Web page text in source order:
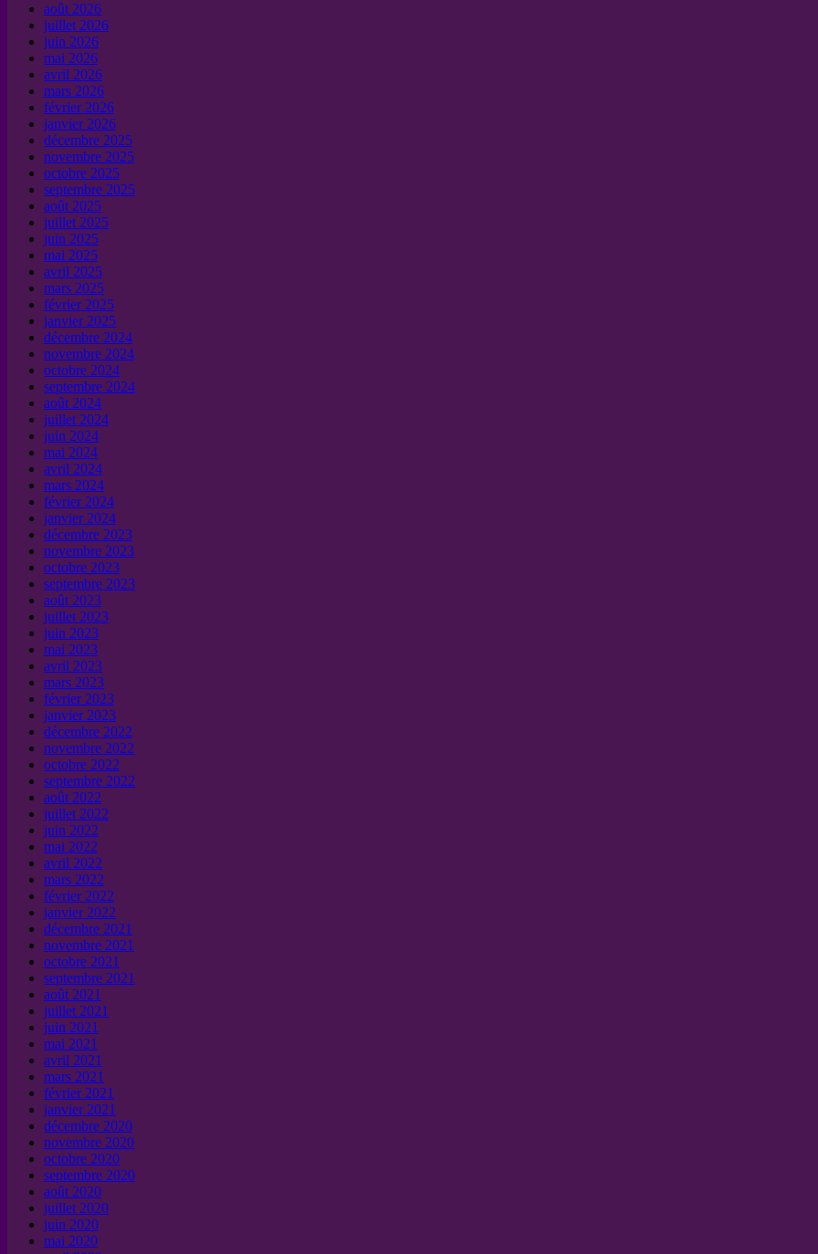
août 2026
juillet 2026
juin 2026
mai 2026
avril 2026
mars 2026
février 2026
janvier 2026
décembre 2025
novembre 2025
octobre 2025
septembre 2025
août 2025
juillet 2025
juin 2025
mai 2025
avril 2025
mars 2025
février 2025
janvier 2025
décembre 2024
novembre 2024
octobre 2024
septembre 2024
août 2024
juillet 2024
juin 2024
mai 2024
avril 2024
mars 2024
février 2024
janvier 2024
décembre 2023
novembre 2023
octobre 2023
septembre 2023
août 2023
juillet 2023
juin 2023
mai 2023
avril 2023
mars 2023
février 2023
janvier 2023
décembre 2022
novembre 2022
octobre 2022
septembre 2022
août 2022
juillet 2022
juin 2022
mai 2022
avril 2022
mars 2022
février 2022
janvier 2022
décembre 2021
novembre 2021
octobre 2021
septembre 2021
août 2021
juillet 2021
juin 2021
mai 2021
avril 2021
mars 2021
février 2021
janvier 2021
décembre 2020
novembre 2020
octobre 2020
septembre 2020
août 2020
juillet 2020
juin 2020
mai 2020